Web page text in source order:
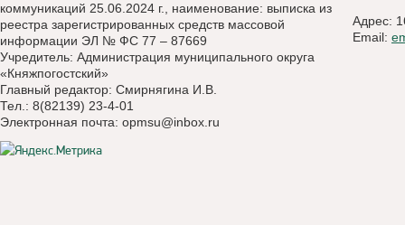
коммуникаций 25.06.2024 г., наименование: выписка из
реестра зарегистрированных средств массовой
информации ЭЛ № ФС 77 – 87669
Учредитель: Администрация муниципального округа
«Княжпогостский»
Главный редактор: Смирнягина И.В.
Тел.: 8(82139) 23-4-01
Электронная почта: opmsu@inbox.ru
Адрес:
Email: